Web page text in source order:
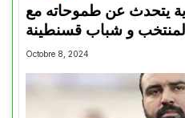
يتحدث عن طموحاته مع
المنتخب و شباب قسنطينة
Octobre 8, 2024